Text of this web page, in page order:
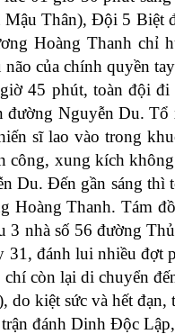
Mậu Thân),Đội 5 Biệt
Hoàng Thanh chỉ
não của chính quyền tay
giờ45 phút, toàn đội đi
đường Nguyễn Du.Tổ
sĩ lao vào trong
công, xung kích không
Du.Đến gần sáng thì
Hoàng Thanh.Tám
3 nhà số 56 đường Thủ
31, đánh lui nhiều đợt
chí còn lại dichuyển
do kiệt sức và hết đạn,
trận đánh Dinh Độc Lập